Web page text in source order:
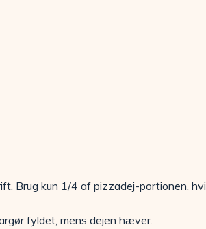
. Brug kun 1/4 af pizzadej-portionen,
fyldet, mens dejen hæver.